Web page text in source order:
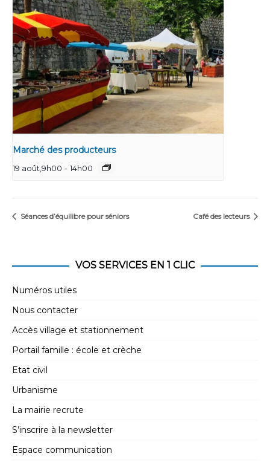
Marché des producteurs
19 août,9h00 - 14h00
Séances d’équilibre pour séniors Café des lecteurs
VOS SERVICES EN 1 CLIC
Numéros utiles
Nous contacter
Accès village et stationnement
Portail famille : école et crèche
Etat civil
Urbanisme
La mairie recrute
S’inscrire à la newsletter
Espace communication